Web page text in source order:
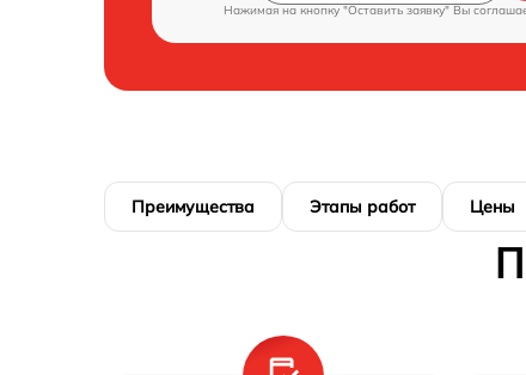
Нажимая на кнопку "Оставить заявку" Вы
Преимущества Этапы работ Цены